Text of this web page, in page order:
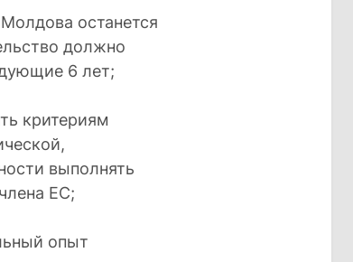
останется
должно
6 лет;
критериям
выполнять
ЕС;
опыт